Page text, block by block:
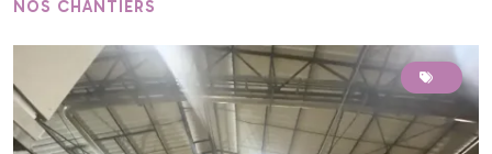
NOS CHANTIERS